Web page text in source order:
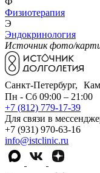
Физиотерапия
Э
Эндокринология
Источник фото/
Санкт-Петербург,
Пн - Сб 09:00 – 21:00
+7 (812) 779-17-39
Для связи в
+7 (931) 970-63-16
info@istclinic.ru